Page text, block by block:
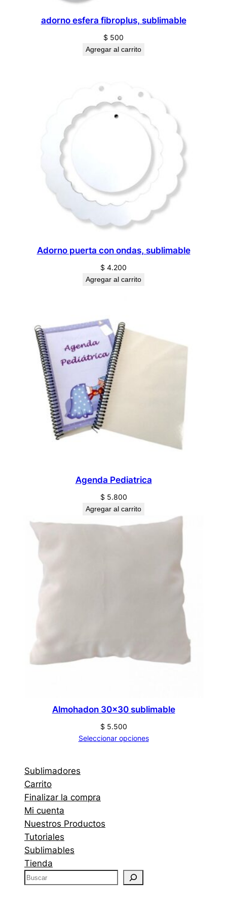
adorno esfera fibroplus, sublimable
$ 500
Agregar al carrito
Adorno puerta con ondas, sublimable
$ 4.200
Agregar al carrito
Agenda Pediatrica
$5.800
Agregar al carrito
Almohadon 30×30 sublimable
$5.500
Seleccionar opciones
Sublimadores
Carrito
Finalizar la compra
Mi cuenta
Nuestros Productos
Tutoriales
Sublimables
Tienda
B